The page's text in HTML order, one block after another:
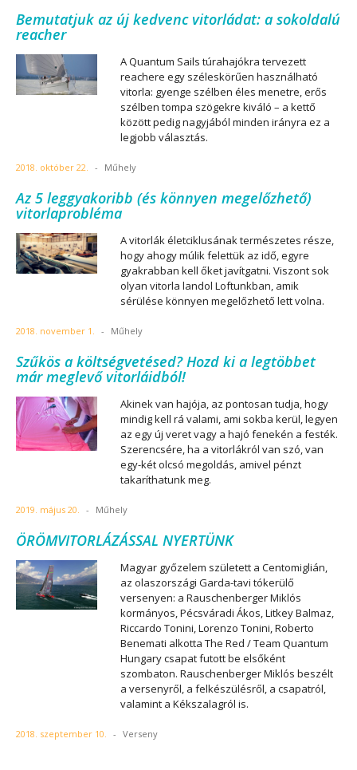
Bemutatjuk az új kedvenc vitorládat: a sokoldalú
reacher
A Quantum Sails túrahajókra tervezett
reachere egy széleskörűen használható
vitorla: gyenge szélben éles menetre, erős
szélben tompa szögekre kiváló – a kettő
között pedig nagyjából minden irányra ez a
legjobb választás.
2018. október 22. - Műhely
Az 5 leggyakoribb (és könnyen megelőzhető)
vitorlaprobléma
A vitorlák életciklusának természetes része,
hogy ahogy múlik felettük az idő, egyre
gyakrabban kell őket javítgatni. Viszont sok
olyan vitorla landol Loftunkban, amik
sérülése könnyen megelőzhető lett volna.
2018. november 1. - Műhely
Szűkös a költségvetésed? Hozd ki a legtöbbet
már meglevő vitorláidból!
Akinek van hajója, az pontosan tudja, hogy
mindig kell rá valami, ami sokba kerül, legyen
az egy új veret vagy a hajó fenekén a festék.
Szerencsére, ha a vitorlákról van szó, van
egy-két olcsó megoldás, amivel pénzt
takaríthatunk meg.
2019. május 20. - Műhely
ÖRÖMVITORLÁZÁSSAL NYERTÜNK
Magyar győzelem született a Centomiglián,
az olaszországi Garda-tavi tókerülő
versenyen: a Rauschenberger Miklós
kormányos, Pécsváradi Ákos, Litkey Balmaz,
Riccardo Tonini, Lorenzo Tonini, Roberto
Benemati alkotta The Red / Team Quantum
Hungary csapat futott be elsőként
szombaton. Rauschenberger Miklós beszélt
a versenyről, a felkészülésről, a csapatról,
valamint a Kékszalagról is.
2018. szeptember 10. - Verseny